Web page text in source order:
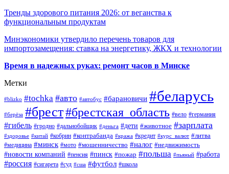
Тренды здорового питания 2026: от веганства к
функциональным продуктам
Минэкономики утвердило перечень товаров для
импортозамещения: ставка на энергетику, ЖКХ и технологии
Время в надежных руках: ремонт часов в Минске
Метки
#blizko #tochka #авто #автобус #барановичи #беларусь
#берёза #брест#брестская_область #вело #германия
#гибель #гродно #дальнобойщик #деньга #дети #животное #зарплата
#здоровье #китай #кобрин #контрабанда #кража #кредит #курс_валют #литва
#медицина #минск #мото #мошенничество #налог #недвижимость
#новости компаний #пенсия #пинск #пожар #польша #пьяный #работа
#россия #сигарета #суд #сша #футбол #школа